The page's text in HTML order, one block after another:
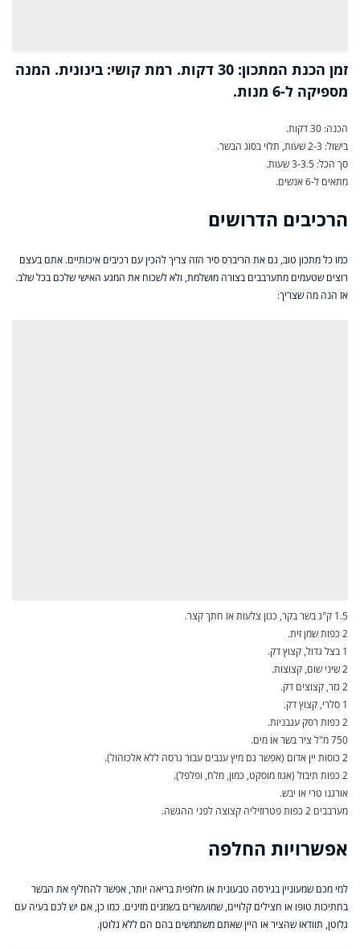
זמן הכנת המתכון: 30 דקות. רמת קושי: בינונית. המנה
מספיקה ל-6 מנות.
הכנה: 30 דקות.
בישול: 2-3 שעות, תלוי בסוג הבשר.
סך הכל: 3-3.5 שעות.
מתאים ל-6 אנשים.
הרכיבים הדרושים
כמו כל מתכון טוב, גם את הריברס סיר הזה צריך להכין עם רכיבים איכותיים. אתם בעצם
רוצים שטעמים מתערבבים בצורה מושלמת, ולא לשכוח את המגע האישי שלכם בכל שלב.
אז הנה מה שצריך:
1.5 ק"ג בשר בקר, כגון צלעות או חתך קצר.
2 כפות שמן זית.
1 בצל גדול, קצוץ דק.
2 שיני שום, קצוצות.
2 גזר, קצוצים דק.
1 סלרי, קצוץ דק.
2 כפות רסק עגבניות.
750 מ"ל ציר בשר או מים.
2 כוסות יין אדום (אפשר גם מיץ ענבים עבור גרסה ללא אלכוהול).
2 כפות תיבול (אגוז מוסקט, כמון, מלח, ופלפל).
אורגנו טרי או יבש.
מערבבים 2 כפות פטרוזיליה קצוצה לפני ההגשה.
אפשרויות החלפה
למי מכם שמעוניין בגירסה טבעונית או חלופית בריאה יותר, אפשר להחליף את הבשר
בחתיכות טופו או חצילים קלויים, שמועשרים בשמנים מזינים. כמו כן, אם יש לכם בעיה עם
גלוטן, תוודאו שהציר או היין שאתם משתמשים בהם הם ללא גלוטן.